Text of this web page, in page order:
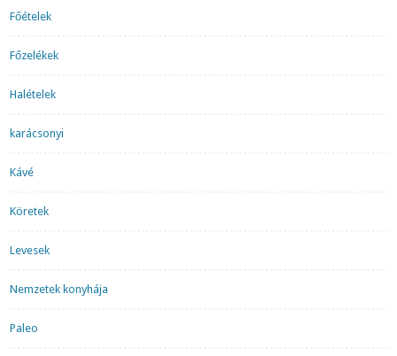
Főételek
Főzelékek
Halételek
karácsonyi
Kávé
Köretek
Levesek
Nemzetek konyhája
Paleo